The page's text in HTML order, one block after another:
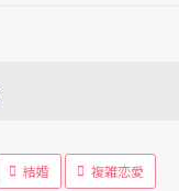
結婚 複雑恋愛